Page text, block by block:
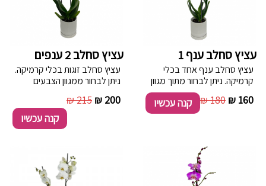
עציץ סחלב ענף 1
עציץ סחלב ענף אחד בכלי
קרמיקה. ניתן לבחור מתוך מגוון
צבעים הקיימים במלאי החנות.
160 ₪
180 ₪ קנה עכשיו
עציץ סחלב 2 ענפים
עציץ סחלב זוגות בכלי קרמיקה.
ניתן לבחור ממגוון הצבעים
200 ₪
215 ₪
קנה עכשיו